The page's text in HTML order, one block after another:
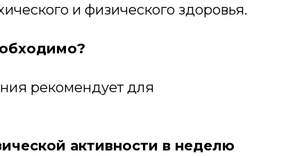
и физического здоровья.
рекомендует для
активности в неделю